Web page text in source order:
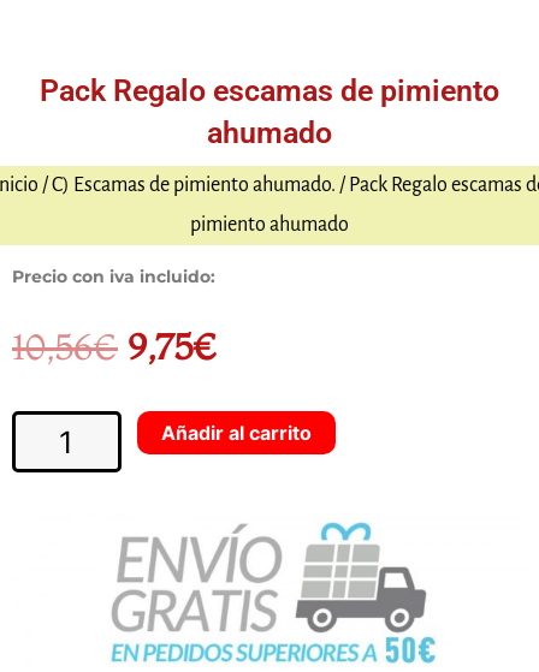
Pack Regalo escamas de pimiento
ahumado
/C) Escamas de pimiento ahumado. / Pack Regalo escamas
pimiento ahumado
Precio con iva incluido:
10,56€
El
precio
era:
10,56€.
9,75€
precio
es:
9,75€.
Añadir al carrito